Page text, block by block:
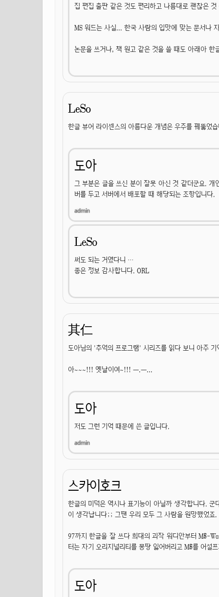
집 편집 출판 같은 것도 편리하고 나름대로 괜찮은 것
MS 워드는 사실... 한국 사람의 입맛에 맞는 문서나
논문을 쓰거나, 책 원고 같은 것을 쓸 때도 아래아 한
LeSo
한글 뷰어 라이센스의 아름다운 개념은 우주를 꿰뚫었
도아
그 부분은 글을 쓰신 분이 잘못 아신 것 같더군요.
버를 두고 서버에서 배포할 때 해당되는 조항입니다.
LeSo
써도 되는 거였다니 …
좋은 정보 감사합니다. ORL
其仁
도아님의 '추억의 프로그램' 시리즈를 읽다 보니 아주
아~~~!!! 옛날이여~!!! ㅡ.ㅡ...
도아
저도 그런 기억 때문에 쓴 글입니다.
스카이호크
한글의 미덕은 역시나 표기능이 아닐까 생각합니다.
이 생각납니다;; 그땐 우리 모두 그 사람을 원망했었죠.
97까지 한글을 잘 쓰다 희대의 괴작 워디안부터 M$-
터는 자기 오리지널리티를 몽땅 잃어버리고 M$를 어설
도아